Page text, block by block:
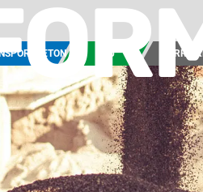
BAU